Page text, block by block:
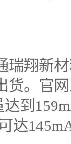
瑞翔新
货。官
达到
达